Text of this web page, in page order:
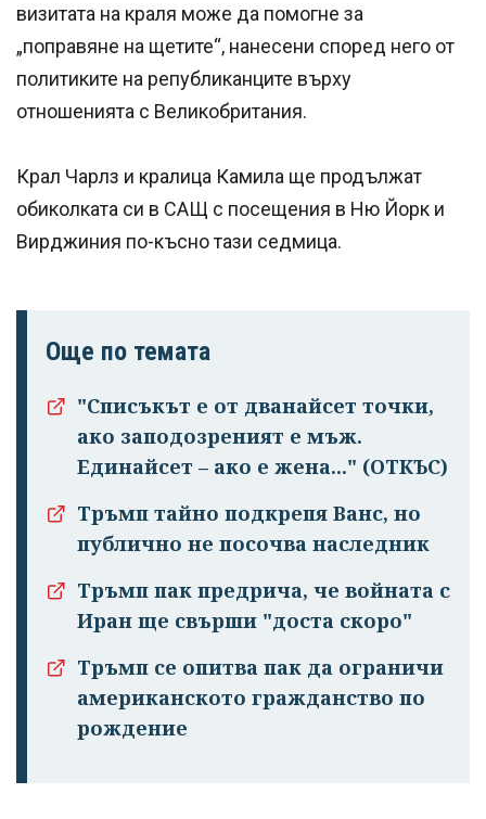
визитата на краля може да помогне за
„поправяне на щетите“, нанесени според него от
политиките на републиканците върху
отношенията с Великобритания.
Крал Чарлз и кралица Камила ще продължат
обиколката си в САЩ с посещения в Ню Йорк и
Вирджиния по-късно тази седмица.
Още по темата
"Списъкът е от дванайсет точки,
ако заподозреният е мъж.
Единайсет – ако е жена..." (ОТКЪС)
Тръмп тайно подкрепя Ванс, но
публично не посочва наследник
Тръмп пак предрича, че войната с
Иран ще свърши "доста скоро"
Тръмп се опитва пак да ограничи
американското гражданство по
рождение